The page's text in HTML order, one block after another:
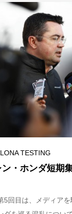
TESTING
ン・ホンダ短期
5回目は、メディア